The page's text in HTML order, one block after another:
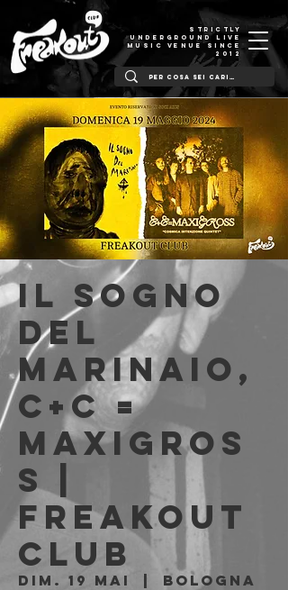
STRICTLY
UNDERGROUND LIVE
MUSIC VENUE SINCE
2012
Il Sogno
del
Marinaio,
C+C =
Maxigros
s |
Freakout
Club
dim. 19 mai
Bologna